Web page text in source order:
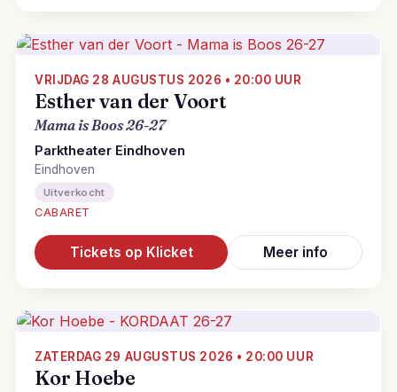
VRIJDAG 28 AUGUSTUS 2026 • 20:00 UUR
Esther van der Voort
Mama is Boos 26-27
Parktheater Eindhoven
Eindhoven
Uitverkocht
CABARET
Tickets op Klicket Meer info
ZATERDAG 29 AUGUSTUS 2026 • 20:00 UUR
Kor Hoebe